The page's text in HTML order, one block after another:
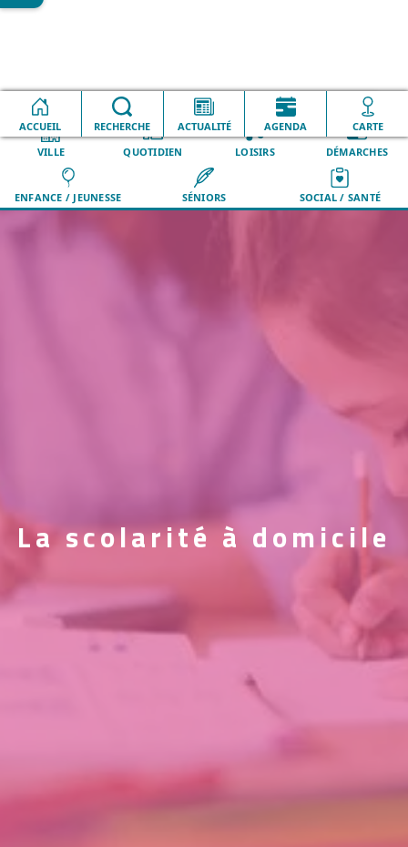
ACCUEIL RECHERCHE ACTUALITÉ AGENDA CARTE
Accueil S'inscrire et aller à l'école La scolarité à domicile
VILLE QUOTIDIEN LOISIRS DÉMARCHES
ENFANCE / JEUNESSE SÉNIORS SOCIAL / SANTÉ
La scolarité à domicile